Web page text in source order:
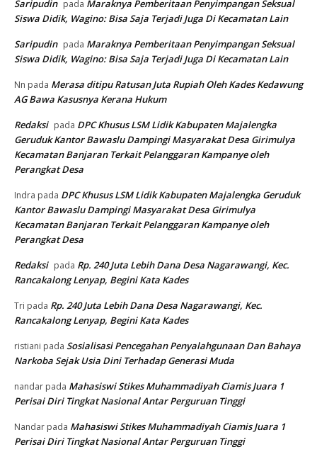
Saripudin pada Maraknya Pemberitaan Penyimpangan Seksual
Siswa Didik, Wagino: Bisa Saja Terjadi Juga Di Kecamatan Lain
Saripudin pada Maraknya Pemberitaan Penyimpangan Seksual
Siswa Didik, Wagino: Bisa Saja Terjadi Juga Di Kecamatan Lain
Nn pada Merasa ditipu Ratusan Juta Rupiah Oleh Kades Kedawung
AG Bawa Kasusnya Kerana Hukum
Redaksi pada DPC Khusus LSM Lidik Kabupaten Majalengka
Geruduk Kantor Bawaslu Dampingi Masyarakat Desa Girimulya
Kecamatan Banjaran Terkait Pelanggaran Kampanye oleh
Perangkat Desa
Indra pada DPC Khusus LSM Lidik Kabupaten Majalengka Geruduk
Kantor Bawaslu Dampingi Masyarakat Desa Girimulya
Kecamatan Banjaran Terkait Pelanggaran Kampanye oleh
Perangkat Desa
Redaksi pada Rp. 240 Juta Lebih Dana Desa Nagarawangi, Kec.
Rancakalong Lenyap, Begini Kata Kades
Tri pada Rp. 240 Juta Lebih Dana Desa Nagarawangi, Kec.
Rancakalong Lenyap, Begini Kata Kades
ristiani pada Sosialisasi Pencegahan Penyalahgunaan Dan Bahaya
Narkoba Sejak Usia Dini Terhadap Generasi Muda
nandar pada Mahasiswi Stikes Muhammadiyah Ciamis Juara 1
Perisai Diri Tingkat Nasional Antar Perguruan Tinggi
Nandar pada Mahasiswi Stikes Muhammadiyah Ciamis Juara 1
Perisai Diri Tingkat Nasional Antar Perguruan Tinggi